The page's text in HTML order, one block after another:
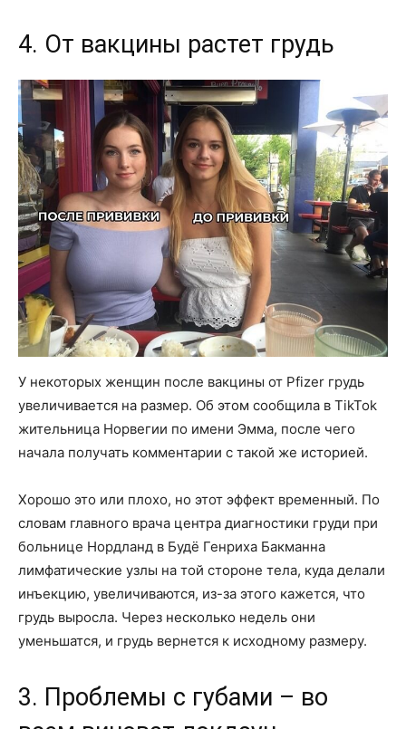
4. От вакцины растет грудь
У некоторых женщин после вакцины от Pfizer грудь
увеличивается на размер. Об этом сообщила в TikTok
жительница Норвегии по имени Эмма, после чего
начала получать комментарии с такой же историей.
Хорошо это или плохо, но этот эффект временный. По
словам главного врача центра диагностики груди при
больнице Нордланд в Будё Генриха Бакманна
лимфатические узлы на той стороне тела, куда делали
инъекцию, увеличиваются, из-за этого кажется, что
грудь выросла. Через несколько недель они
уменьшатся, и грудь вернется к исходному размеру.
3. Проблемы с губами – во